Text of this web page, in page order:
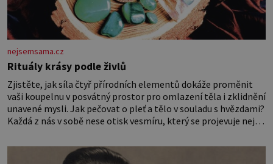
nejsemsama.cz
Rituály krásy podle živlů
Zjistěte, jak síla čtyř přírodních elementů dokáže proměnit
vaši koupelnu v posvátný prostor pro omlazení těla i zklidnění
unavené mysli. Jak pečovat o pleť a tělo v souladu s hvězdami?
Každá z nás v sobě nese otisk vesmíru, který se projevuje nejen
Ženy narozené ve znamení Berana, Lva a Střelce v sobě nesou
žár, odvahu a neutuchající elán. Vaše